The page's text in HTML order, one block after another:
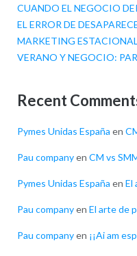
CUANDO EL NEGOCIO
EL ERROR DE
MARKETING
VERANO Y NEGOCIO:
Recent
Pymes Unidas España en
Pau companyen CM vs
Pymes Unidas España en El
Pau companyen El arte de
Pau companyen ¡¡Ai am